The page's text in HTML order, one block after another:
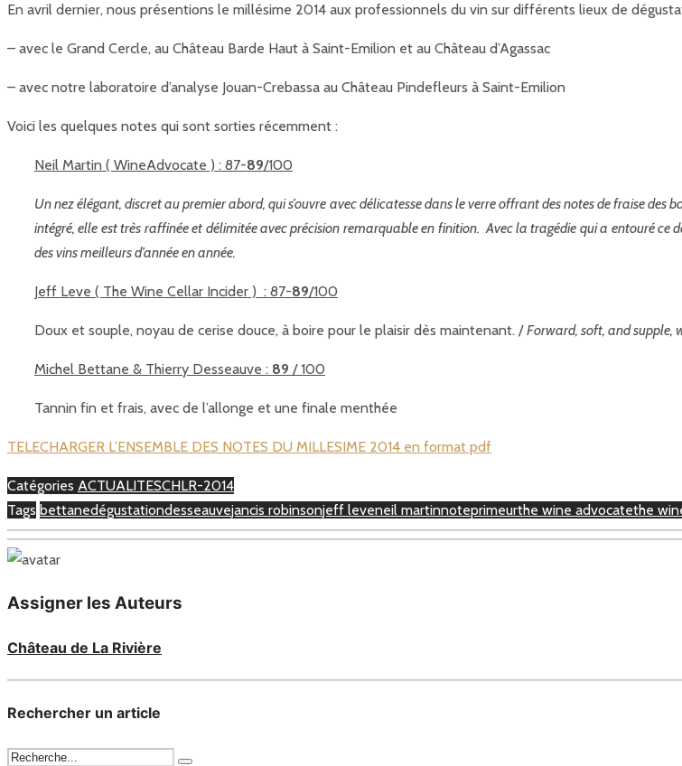
En avril dernier, nous présentions le millésime 2014 aux professionnels du vin sur différents lieux de
– avec le Grand Cercle, au Château Barde Haut à Saint-Emilion et au Château d’Agassac
– avec notre laboratoire d’analyse Jouan-Crebassa au Château Pindefleurs à Saint-Emilion
Voici les quelques notes qui sont sorties récemment :
Neil Martin ( WineAdvocate ) : 87-89/100
Un nez élégant, discret au premier abord, qui s’ouvre avec délicatesse dans le verre offrant des notes de fraise des
intégré, elle est très raffinée et délimitée avec précision remarquable en finition. Avec la tragédie qui a entouré ce
des vins meilleurs d’année en année.
Jeff Leve ( The Wine Cellar Incider ) : 87-89/100
Doux et souple, noyau de cerise douce, à boire pour le plaisir dès maintenant. /Forward, soft, and supple,
Michel Bettane & Thierry Desseauve : 89 / 100
Tannin fin et frais, avec de l’allonge et une finale menthée
TELECHARGER L’ENSEMBLE DES NOTES DU MILLESIME 2014 en format pdf
Catégories ACTUALITESCHLR-2014
Tags bettanedégustationdesseauvejancis robinsonjeff leveneil martinnoteprimeurthe wine advocatethe
Assigner les Auteurs
Château de La Rivière
Rechercher un article